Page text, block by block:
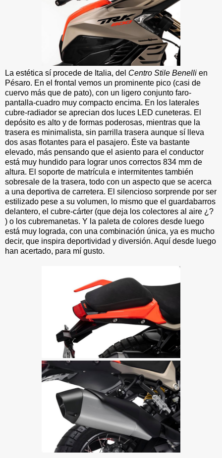
La estética sí procede de Italia, del Centro Stile Benelli en
Pésaro. En el frontal vemos un prominente pico (casi de
cuervo más que de pato), con un ligero conjunto faro-
pantalla-cuadro muy compacto encima. En los laterales
cubre-radiador se aprecian dos luces LED cuneteras. El
depósito es alto y de formas poderosas, mientras que la
trasera es minimalista, sin parrilla trasera aunque sí lleva
dos asas flotantes para el pasajero. Éste va bastante
elevado, más pensando que el asiento para el conductor
está muy hundido para lograr unos correctos 834 mm de
altura. El soporte de matrícula e intermitentes también
sobresale de la trasera, todo con un aspecto que se acerca
a una deportiva de carretera. El silencioso sorprende por ser
estilizado pese a su volumen, lo mismo que el guardabarros
delantero, el cubre-cárter (que deja los colectores al aire ¿?
) o los cubremanetas. Y la paleta de colores desde luego
está muy lograda, con una combinación única, ya es mucho
decir, que inspira deportividad y diversión. Aquí desde luego
han acertado, para mí gusto.